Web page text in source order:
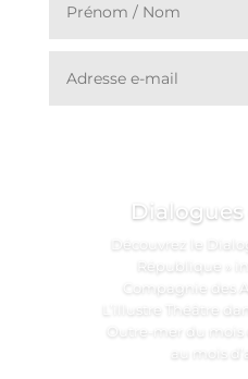
Découvrez le
République »
Compagnie des
L’illustre Théâtre
Outre-mer du
au mois